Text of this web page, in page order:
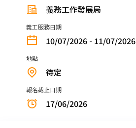
義務工作發展局
義工服務日期
10/07/2026 - 11/07/2026
地點
待定
報名截止日期
17/06/2026